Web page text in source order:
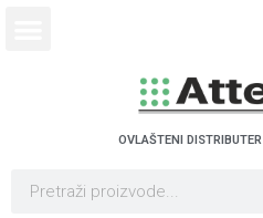
OVLAŠTENI DISTRIBUTER